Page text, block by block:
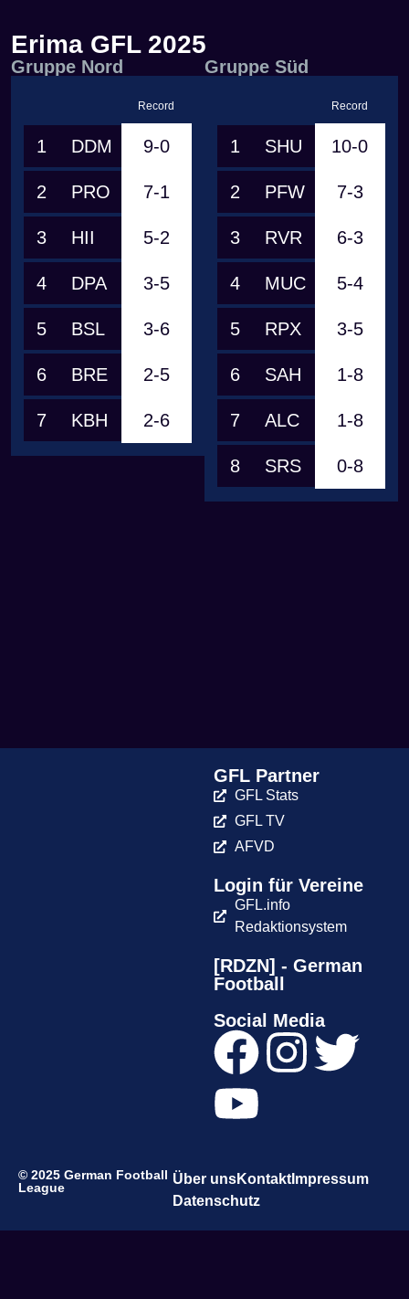
Erima GFL 2025
Gruppe Nord
Record
1 DDM 9-0
2 PRO 7-1
3 HII 5-2
4 DPA 3-5
5 BSL 3-6
6 BRE 2-5
7 KBH 2-6
Gruppe Süd
Record
1 SHU 10-0
2 PFW 7-3
3 RVR 6-3
4 MUC 5-4
5 RPX 3-5
6 SAH 1-8
7 ALC 1-8
8 SRS 0-8
GFL Partner
GFL Stats
GFL TV
AFVD
Login für Vereine
GFL.info
Redaktionsystem
[RDZN] - German
Football
Social Media
© 2025 German Football
League
Über unsKontaktImpressum
Datenschutz